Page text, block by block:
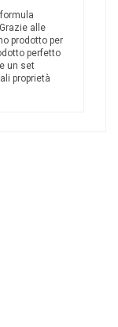
alle
prodotto per
perfetto
un set
proprietà